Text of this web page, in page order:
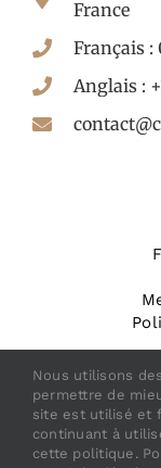
France
Français :
Anglais :
Nous utilisons
permettre de
site est utilisé et
continuant à
cette politique.